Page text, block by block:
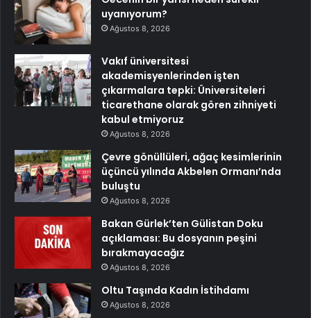
uyanıyorum?
Ağustos 8, 2026
Vakıf üniversitesi
akademisyenlerinden işten
çıkarmalara tepki: Üniversiteleri
ticarethane olarak gören zihniyeti
kabul etmiyoruz
Ağustos 8, 2026
Çevre gönüllüleri, ağaç kesimlerinin
üçüncü yılında Akbelen Ormanı’nda
buluştu
Ağustos 8, 2026
Bakan Gürlek’ten Gülistan Doku
açıklaması: Bu dosyanın peşini
bırakmayacağız
Ağustos 8, 2026
Oltu Taşında Kadın İstihdamı
Ağustos 8, 2026